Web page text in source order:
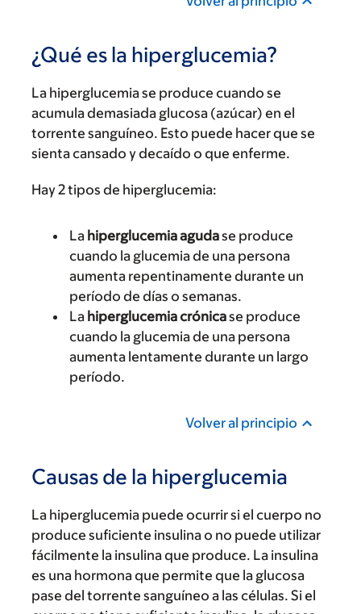
¿Qué es la hiperglucemia?
La hiperglucemia se produce cuando se
acumula demasiada glucosa (azúcar) en el
torrente sanguíneo. Esto puede hacer que se
sienta cansado y decaído o que enferme.
Hay 2 tipos de hiperglucemia:
La hiperglucemia agudase produce
cuando la glucemia de una persona
aumenta repentinamente durante un
período de días o semanas.
La hiperglucemia crónicase produce
cuando la glucemia de una persona
aumenta lentamente durante un largo
período.
Volver al principio
Causas de la hiperglucemia
La hiperglucemia puede ocurrir si el cuerpo no
produce suficiente insulina o no puede utilizar
fácilmente la insulina que produce. La insulina
es una hormona que permite que la glucosa
pase del torrente sanguíneo a las células. Si el